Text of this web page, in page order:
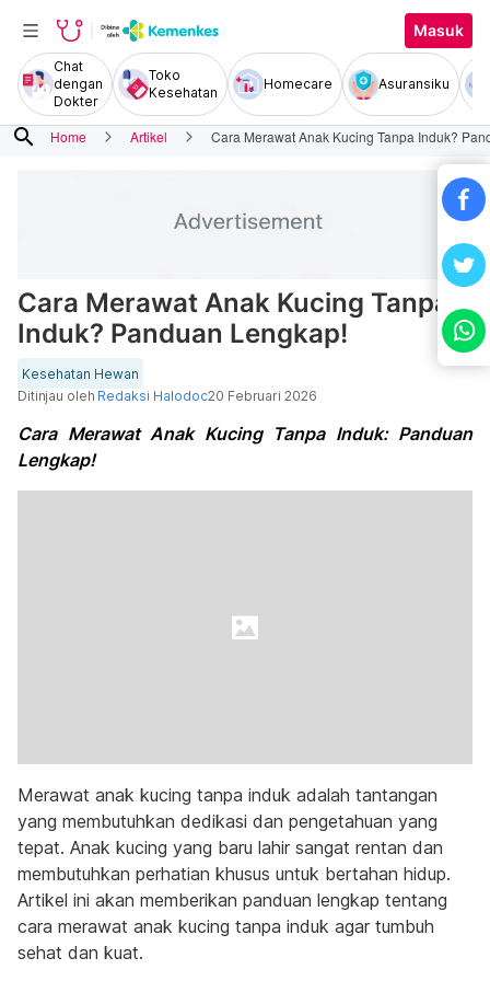
Masuk
Chat
dengan
Dokter
Toko
Kesehatan
Homecare Asuransiku
search Home Artikel Cara Merawat Anak Kucing Tanpa Induk?
Cara Merawat Anak Kucing Tanpa
Induk? Panduan Lengkap!
Kesehatan Hewan
Ditinjau oleh Redaksi Halodoc20 Februari 2026
Cara Merawat Anak Kucing Tanpa Induk: Panduan
Lengkap!
Merawat anak kucing tanpa induk adalah tantangan
yang membutuhkan dedikasi dan pengetahuan yang
tepat. Anak kucing yang baru lahir sangat rentan dan
membutuhkan perhatian khusus untuk bertahan hidup.
Artikel ini akan memberikan panduan lengkap tentang
cara merawat anak kucing tanpa induk agar tumbuh
sehat dan kuat.